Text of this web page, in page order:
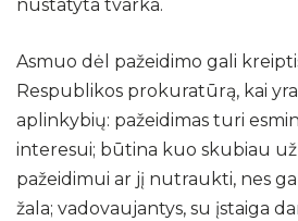
nustatyta tvarka.
Asmuo dėl pažeidimo gali
Respublikos prokuratūrą, kai
aplinkybių: pažeidimas turi
interesui; būtina kuo skubiau
pažeidimui ar jį nutraukti, nes
žala; vadovaujantys, su įstaiga